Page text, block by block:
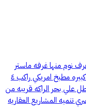
للايجار جديده التفاصيل '' تتكون من 3غرف نوم منها غرفه ماستر
غرفه خادمه مع حمام مجلس منفصل صاله كبيره مطبخ امريكي راكب ٤
علي بحر الراكه قريبه من
تنميه المشاريع العقاريه